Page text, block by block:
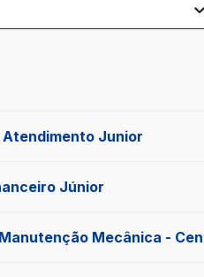
Junior
Júnior
Mecânica -